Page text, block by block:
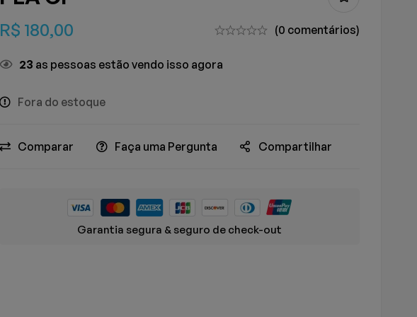
R$ 180,00 (0 comentários)
23 as pessoas estão vendo isso agora
Fora do estoque
Comparar Faça uma Pergunta Compartilhar
Garantia segura & seguro de check-out